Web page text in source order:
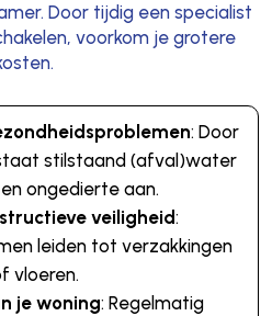
Door tijdig een specialist
voorkom je grotere
: Door
stilstaand (afval)water
ongedierte aan.
veiligheid:
leiden tot verzakkingen
vloeren.
je woning: Regelmatig